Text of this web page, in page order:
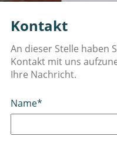
Kontakt
An dieser Stelle haben
Kontakt mit uns
Ihre Nachricht.
Pflichtfeld
Name*